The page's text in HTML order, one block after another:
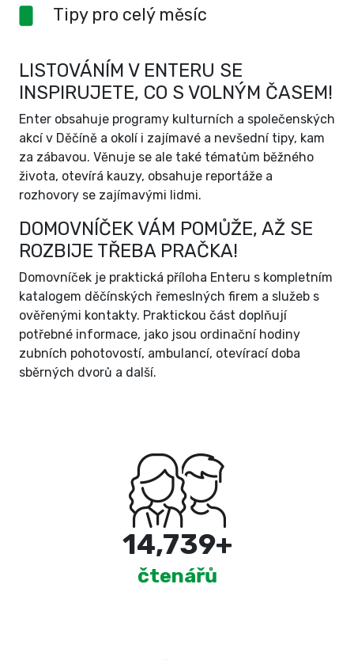
Tipy pro celý měsíc
LISTOVÁNÍM V ENTERU SE
INSPIRUJETE, CO S VOLNÝM ČASEM!
Enter obsahuje programy kulturních a společenských
akcí v Děčíně a okolí i zajímavé a nevšední tipy, kam
za zábavou. Věnuje se ale také tématům běžného
života, otevírá kauzy, obsahuje reportáže a
rozhovory se zajímavými lidmi.
DOMOVNÍČEK VÁM POMŮŽE, AŽ SE
ROZBIJE TŘEBA PRAČKA!
Domovníček je praktická příloha Enteru s kompletním
katalogem děčínských řemeslných firem a služeb s
ověřenými kontakty. Praktickou část doplňují
potřebné informace, jako jsou ordinační hodiny
zubních pohotovostí, ambulancí, otevírací doba
sběrných dvorů a další.
15,000+
čtenářů